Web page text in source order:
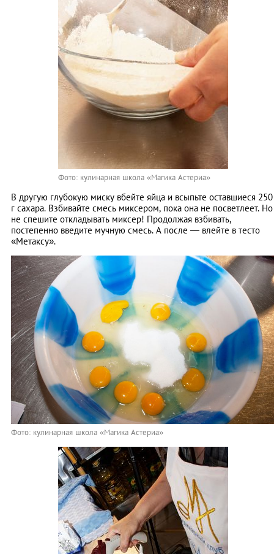
Фото: кулинарная школа «Магика Астериа»
В другую глубокую миску вбейте яйца и всыпьте оставшиеся 250
г сахара. Взбивайте смесь миксером, пока она не посветлеет. Но
не спешите откладывать миксер! Продолжая взбивать,
постепенно введите мучную смесь. А после — влейте в тесто
«Метаксу».
Фото: кулинарная школа «Магика Астериа»